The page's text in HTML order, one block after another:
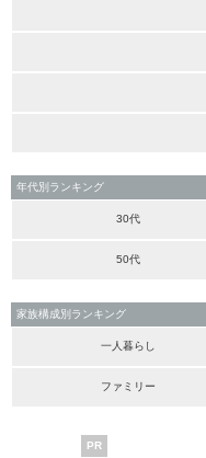
年代別ランキング
30代
50代
家族構成別ランキング
一人暮らし
ファミリー
PR